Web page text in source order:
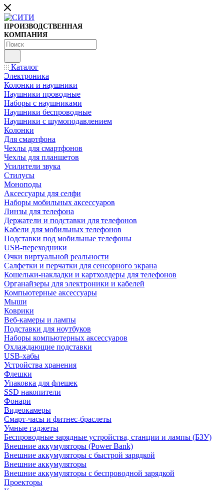
ПРОИЗВОДСТВЕННАЯ
КОМПАНИЯ
Каталог
Электроника
Колонки и наушники
Наушники проводные
Наборы с наушниками
Наушники беспроводные
Наушники с шумоподавлением
Колонки
Для смартфона
Чехлы для смартфонов
Чехлы для планшетов
Усилители звука
Стилусы
Моноподы
Аксессуары для селфи
Наборы мобильных аксессуаров
Линзы для телефона
Держатели и подставки для телефонов
Кабели для мобильных телефонов
Подставки под мобильные телефоны
USB-переходники
Очки виртуальной реальности
Салфетки и перчатки для сенсорного экрана
Кошельки-накладки и картхолдеры для телефонов
Органайзеры для электроники и кабелей
Компьютерные аксессуары
Мыши
Коврики
Веб-камеры и лампы
Подставки для ноутбуков
Наборы компьютерных аксессуаров
Охлаждающие подставки
USB-хабы
Устройства хранения
Флешки
Упаковка для флешек
SSD накопители
Фонари
Видеокамеры
Смарт-часы и фитнес-браслеты
Умные гаджеты
Беспроводные зарядные устройства, станции и лампы (БЗУ)
Внешние аккумуляторы (Power Bank)
Внешние аккумуляторы с быстрой зарядкой
Внешние аккумуляторы
Внешние аккумуляторы с беспроводной зарядкой
Проекторы